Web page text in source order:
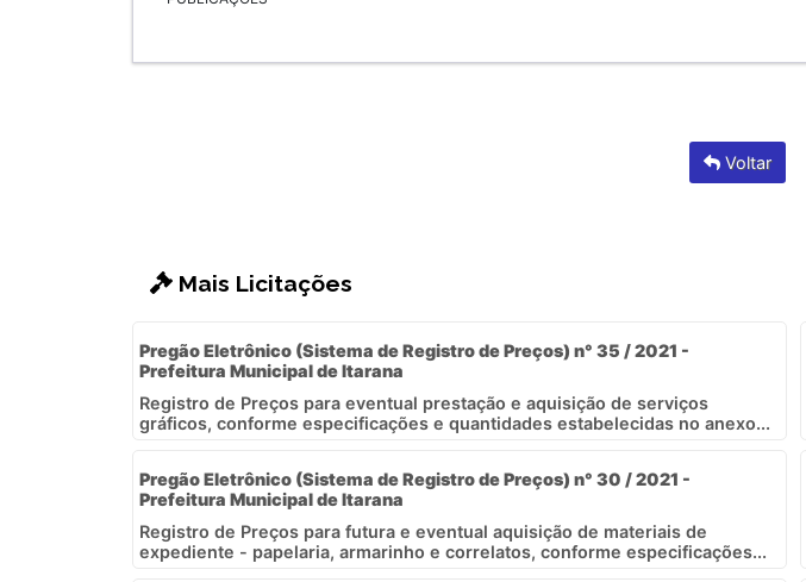
Voltar
Mais Licitações
Pregão Eletrônico (Sistema de Registro de Preços) n° 35 / 2021 -
Prefeitura Municipal de Itarana
Registro de Preços para eventual prestação e aquisição de serviços
gráficos, conforme especificações e quantidades estabelecidas no anexo...
Pregão Eletrônico (Sistema de Registro de Preços) n° 30 / 2021 -
Prefeitura Municipal de Itarana
Registro de Preços para futura e eventual aquisição de materiais de
expediente - papelaria, armarinho e correlatos, conforme especificações...